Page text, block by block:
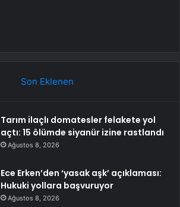
Son Eklenen
Tarım ilaçlı domatesler felakete yol
açtı: 15 ölümde siyanür izine rastlandı
Ağustos 8, 2026
Ece Erken’den ‘yasak aşk’ açıklaması:
Hukuki yollara başvuruyor
Ağustos 8, 2026